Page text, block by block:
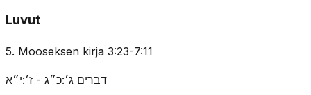
Luvut
5. Mooseksen kirja 3:23-7:11
דברים ג׳:כ״ג - ז׳:י״א